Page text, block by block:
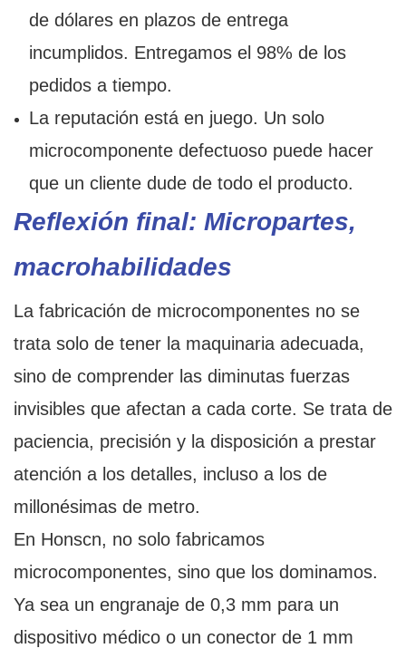
de dólares en plazos de entrega
incumplidos. Entregamos el 98% de los
pedidos a tiempo.
La reputación está en juego. Un solo
microcomponente defectuoso puede hacer
que un cliente dude de todo el producto.
Reflexión final: Micropartes,
macrohabilidades
La fabricación de microcomponentes no se
trata solo de tener la maquinaria adecuada,
sino de comprender las diminutas fuerzas
invisibles que afectan a cada corte. Se trata de
paciencia, precisión y la disposición a prestar
atención a los detalles, incluso a los de
millonésimas de metro.
En Honscn, no solo fabricamos
microcomponentes, sino que los dominamos.
Ya sea un engranaje de 0,3 mm para un
dispositivo médico o un conector de 1 mm